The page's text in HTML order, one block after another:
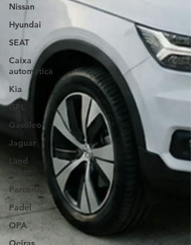
Nissan
Hyundai
SEAT
Caixa
automática
Kia
GPL
Gasóleo
Jaguar
Land
Rover
Parceria
Padel
OPA